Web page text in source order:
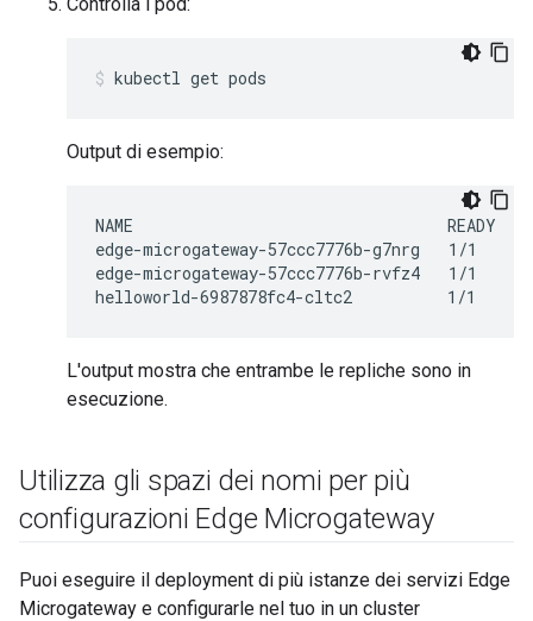
kubectl get pods
Output di esempio:
NAME                                 READY
edge-microgateway-57ccc7776b-g7nrg   1/1
edge-microgateway-57ccc7776b-rvfz4   1/1
L'output mostra che entrambe le repliche sono in
esecuzione.
Utilizza gli spazi dei nomi per più
configurazioni Edge Microgateway
Puoi eseguire il deployment di più istanze dei servizi Edge
Microgateway e configurarle nel tuo in un cluster